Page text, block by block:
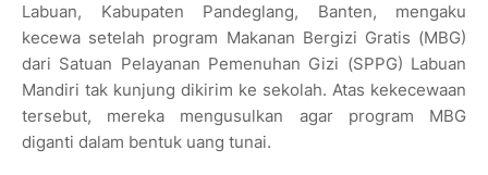
Labuan, Kabupaten Pandeglang, Banten, mengaku
kecewa setelah program Makanan Bergizi Gratis (MBG)
dari Satuan Pelayanan Pemenuhan Gizi (SPPG) Labuan
Mandiri tak kunjung dikirim ke sekolah. Atas kekecewaan
tersebut, mereka mengusulkan agar program MBG
diganti dalam bentuk uang tunai.